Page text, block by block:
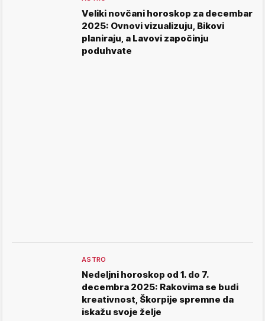
Veliki novčani horoskop za decembar
2025: Ovnovi vizualizuju, Bikovi
planiraju, a Lavovi započinju
poduhvate
ASTRO
Nedeljni horoskop od 1. do 7.
decembra 2025: Rakovima se budi
kreativnost, Škorpije spremne da
iskažu svoje želje